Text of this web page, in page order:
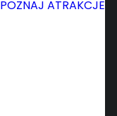
POZNAJ ATRAKCJE